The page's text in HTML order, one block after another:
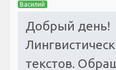
Василий
Добрый день!
текстов.